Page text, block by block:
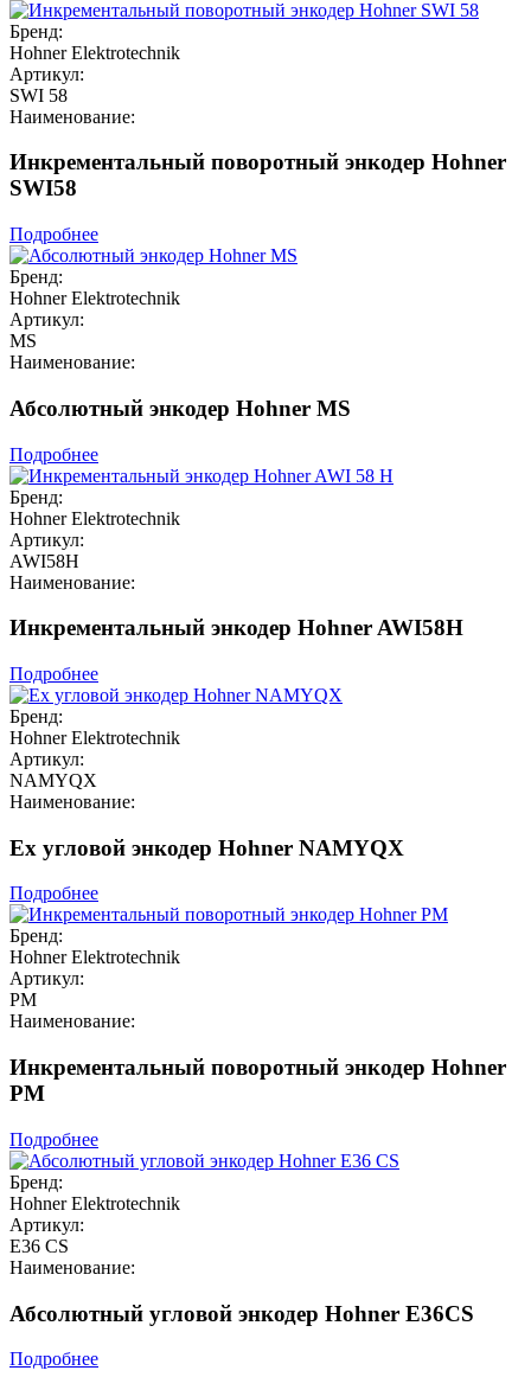
Бренд:
Hohner Elektrotechnik
Артикул:
SWI 58
Наименование:
Инкрементальный поворотный энкодер Hohner
SWI58
Подробнее
Бренд:
Hohner Elektrotechnik
Артикул:
MS
Наименование:
Абсолютный энкодер Hohner MS
Подробнее
Бренд:
Hohner Elektrotechnik
Артикул:
AWI58H
Наименование:
Инкрементальный энкодер Hohner AWI58H
Подробнее
Бренд:
Hohner Elektrotechnik
Артикул:
NAMYQX
Наименование:
Ex угловой энкодер Hohner NAMYQX
Подробнее
Бренд:
Hohner Elektrotechnik
Артикул:
PM
Наименование:
Инкрементальный поворотный энкодер Hohner
PM
Подробнее
Бренд:
Hohner Elektrotechnik
Артикул:
E36 CS
Наименование:
Абсолютный угловой энкодер Hohner E36CS
Подробнее